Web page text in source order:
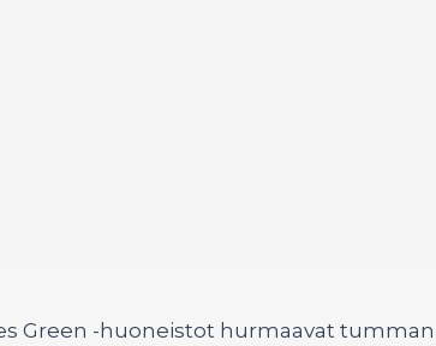
Green -huoneistot hurmaavat